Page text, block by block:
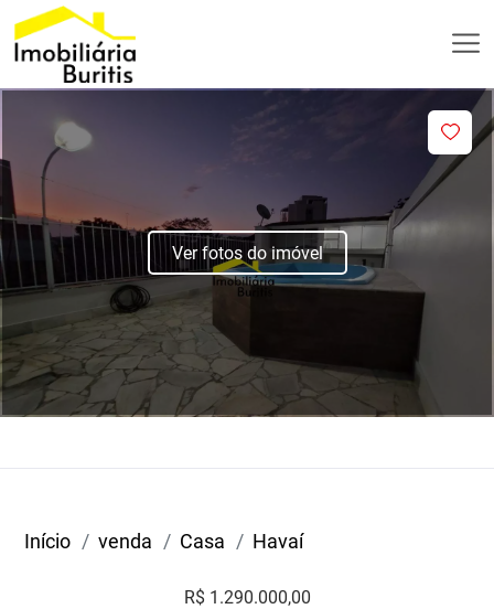
Ver fotos do imóvel
Início venda Casa Havaí
R$ 1.290.000,00